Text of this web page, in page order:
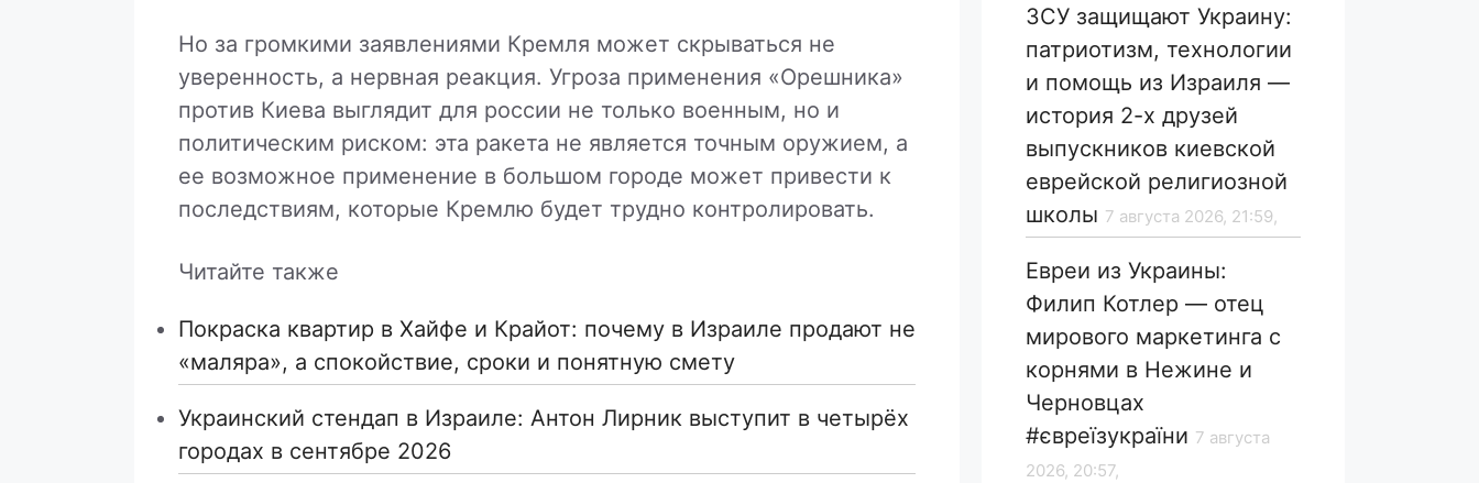
Но за громкими заявлениями Кремля может скрываться не
уверенность, а нервная реакция. Угроза применения «Орешника»
против Киева выглядит для россии не только военным, но и
политическим риском: эта ракета не является точным оружием, а
ее возможное применение в большом городе может привести к
последствиям, которые Кремлю будет трудно контролировать.
Читайте также
Покраска квартир в Хайфе и Крайот: почему в Израиле продают не
«маляра», а спокойствие, сроки и понятную смету
Украинский стендап в Израиле: Антон Лирник выступит в четырёх
городах в сентябре 2026
ЗСУ защищают Украину:
патриотизм, технологии
и помощь из Израиля —
история 2-х друзей
выпускников киевской
еврейской религиозной
школы 7 августа 2026, 21:59,
Евреи из Украины:
Филип Котлер — отец
мирового маркетинга с
корнями в Нежине и
Черновцах
#євреїзукраїни 7 августа
2026, 20:57,